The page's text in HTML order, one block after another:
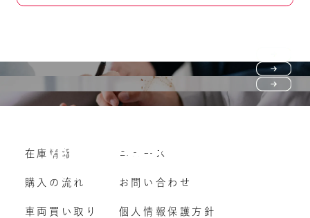
購入の流れ
よくいただくご質問
Vehicle purchase
車両買い取り
在庫情報
購入の流れ
車両買い取り
ニュース
お問い合わせ
個人情報保護方針